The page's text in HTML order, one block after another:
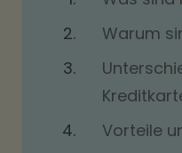
Warum
Vorteile